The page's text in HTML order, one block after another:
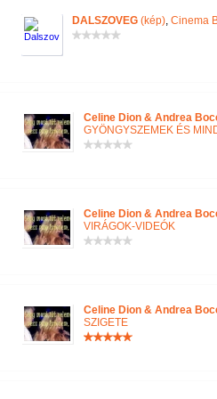
DALSZOVEG(kép), Cinema
Celine Dion & Andrea
GYÖNGYSZEMEK ÉS
Celine Dion & Andrea
VIRÁGOK-VIDEÓK
Celine Dion & Andrea
SZIGETE